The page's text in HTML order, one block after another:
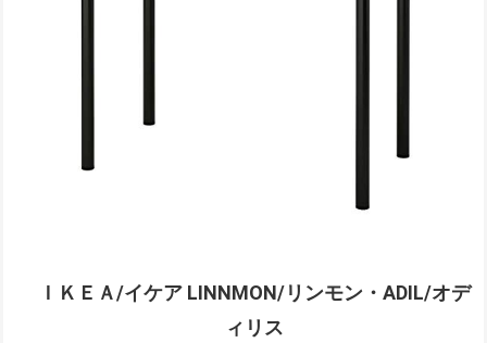
ＩＫＥＡ/イケア LINNMON/リンモン・ADIL/オデ
ィリス